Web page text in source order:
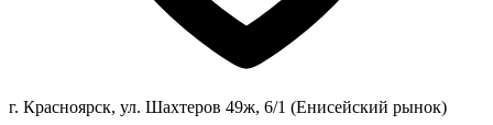
г. Красноярск, ул. Шахтеров 49ж, 6/1 (Енисейский рынок)